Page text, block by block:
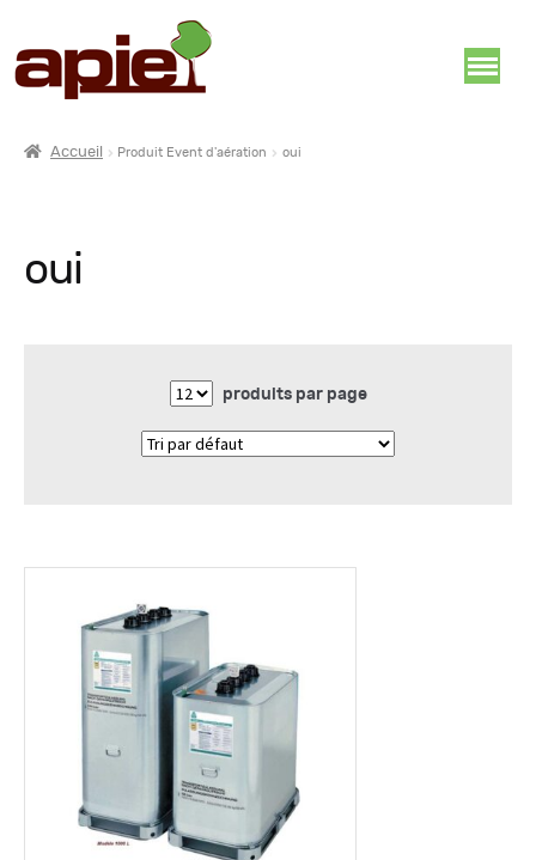
Accueil Produit Event d'aération oui
oui
produits par page